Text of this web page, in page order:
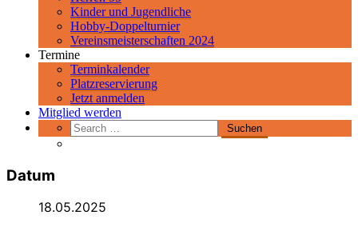
Kinder und Jugendliche
Hobby-Doppelturnier
Vereinsmeisterschaften 2024
Termine
Terminkalender
Platzreservierung
Jetzt anmelden
Mitglied werden
Datum
18.05.2025